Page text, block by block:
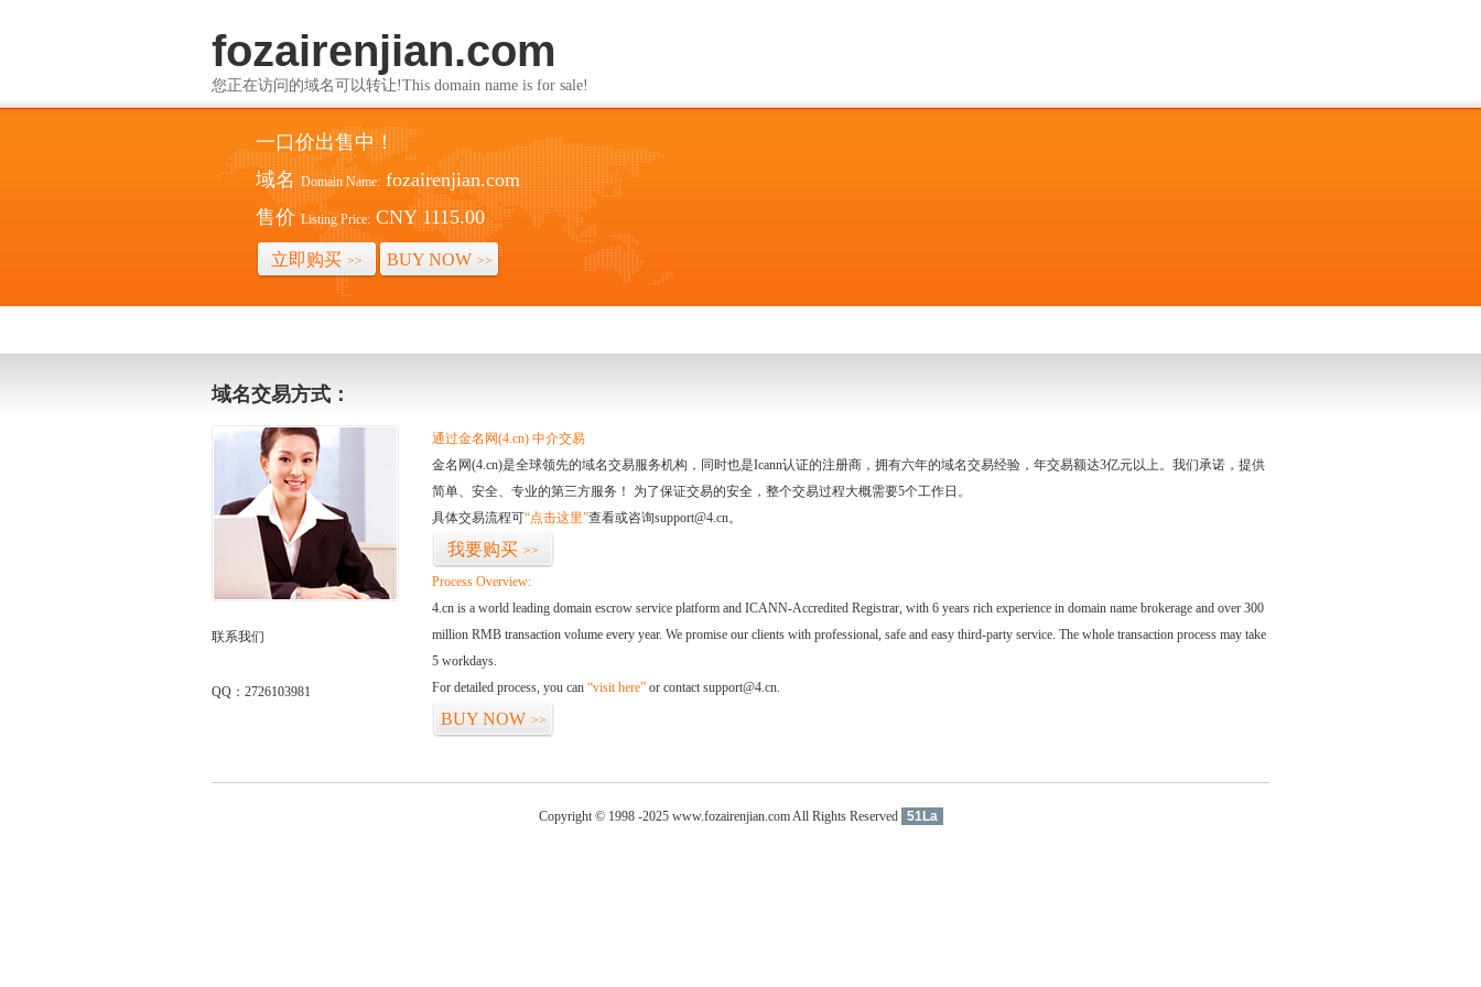
fozairenjian.com
您正在访问的域名可以转让!This domain name is for sale!
一口价出售中！
域名 Domain Name: fozairenjian.com
售价 Listing Price: CNY 1115.00
立即购买 >> BUY NOW >>
域名交易方式：
联系我们
QQ：2726103981
通过金名网(4.cn) 中介交易
金名网(4.cn)是全球领先的域名交易服务机构，同时也是Icann认证的注册商，拥有六年的域名交易经验，年交易额达3亿元以上。我们承诺，提供
简单、安全、专业的第三方服务！ 为了保证交易的安全，整个交易过程大概需要5个工作日。
具体交易流程可“点击这里”查看或咨询support@4.cn。
我要购买 >>
Process Overview:
4.cn is a world leading domain escrow service platform and ICANN-Accredited Registrar, with 6 years rich experience in domain name brokerage and over 300
million RMB transaction volume every year. We promise our clients with professional, safe and easy third-party service. The whole transaction process may take
5 workdays.
For detailed process, you can “visit here” or contact support@4.cn.
BUY NOW >>
Copyright © 1998 -2025 www.fozairenjian.com All Rights Reserved 51La